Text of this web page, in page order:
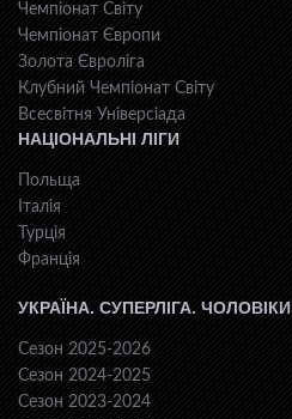
Чемпіонат Світу
Чемпіонат Європи
Золота Євроліга
Клубний Чемпіонат Світу
Всесвiтня Унiверсiaда
НАЦІОНАЛЬНІ ЛІГИ
Польща
Італія
Турція
Франція
УКРАЇНА. СУПЕРЛІГА. ЧОЛОВІКИ
Сезон 2025-2026
Сезон 2024-2025
Сезон 2023-2024